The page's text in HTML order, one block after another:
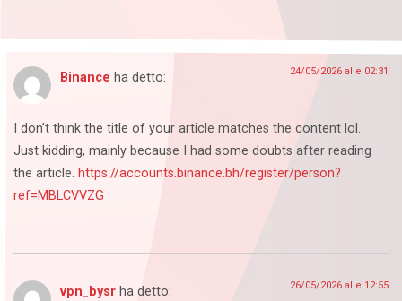
Binance ha detto: 24/05/2026 alle 02:31
I don’t think the title of your article matches the content lol.
Just kidding, mainly because I had some doubts after reading
the article. https://accounts.binance.bh/register/person?
ref=MBLCVVZG
vpn_bysr ha detto: 26/05/2026 alle 12:55